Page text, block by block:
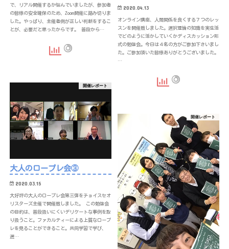
2020.04.13
オンライン講座、人間関係を良くする７つのレッ
スンを開催致しました。選択理論の知識を実生活
でどのように活かしていくかディスカッション形
式の勉強会。今日は４名の方がご参加下さいまし
た。ご参加頂いた皆様ありがとうございました。
…
で、リアル開催するか悩んでいましたが、参加者
の皆様の安全確保のため、Zoom開催に踏み切りま
した。やっぱり、主催者側が正しい判断をするこ
とが、必要だと思ったからです。 普段から…
開催レポート
大人のロープレ会③
2020.03.15
大好評の大人のロープレ会第三弾をチョイスセオ
リスターズ主催で開催致しました。 この勉強会
の目的は、普段扱いにくいデリケートな事例を取
り扱うこと。ファカルティーによる上質なロープ
レを見ることができること。共同学習で学び、
選…
開催レポート